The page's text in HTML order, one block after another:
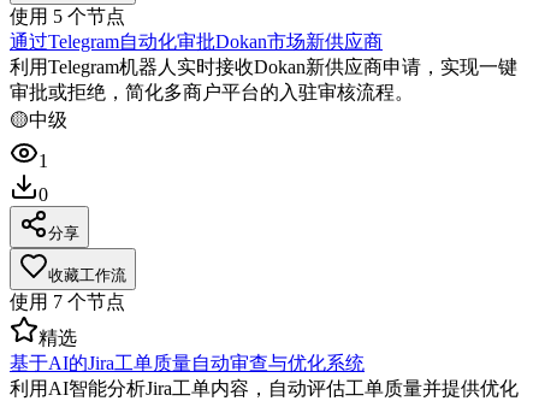
使用 5 个节点
通过Telegram自动化审批Dokan市场新供应商
利用Telegram机器人实时接收Dokan新供应商申请，实现一键
审批或拒绝，简化多商户平台的入驻审核流程。
🟡中级
1
0
分享
收藏工作流
使用 7 个节点
精选
基于AI的Jira工单质量自动审查与优化系统
利用AI智能分析Jira工单内容，自动评估工单质量并提供优化